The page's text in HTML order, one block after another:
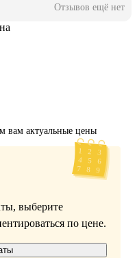
Отзывов ещё нет
вам актуальные цены
выберите
по цене.